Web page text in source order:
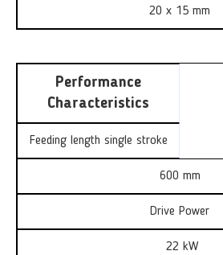
20 x 15 mm
Performance
Characteristics
Feeding length single stroke
600 mm
Drive Power
22 kW